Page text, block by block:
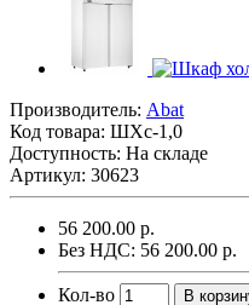
Производитель: Abat
Код товара: ШХс-1,0
Доступность: На складе
Артикул: 30623
56 200.00 р.
Без НДС: 56 200.00 р.
Кол-во В